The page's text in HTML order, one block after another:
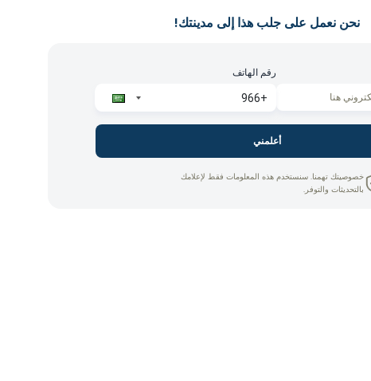
نحن نعمل على جلب هذا إلى مدينتك!
رقم الهاتف
أعلمني
خصوصيتك تهمنا. سنستخدم هذه المعلومات فقط لإعلامك
بالتحديثات والتوفر.